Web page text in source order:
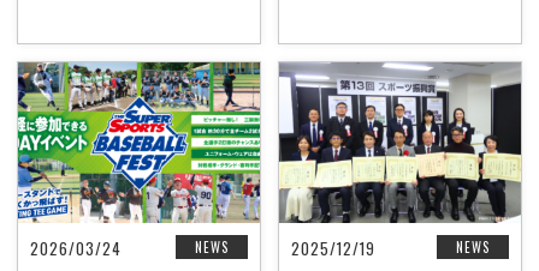
NEWS
2026/03/24 NEWS
2025/12/19